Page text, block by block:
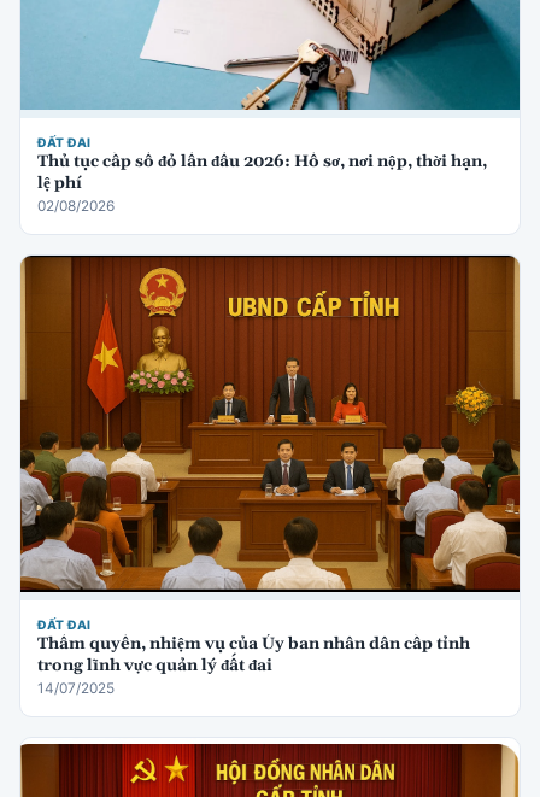
ĐẤT ĐAI
Thủ tục cấp sổ đỏ lần đầu 2026: Hồ sơ, nơi nộp, thời hạn,
lệ phí
02/08/2026
ĐẤT ĐAI
Thẩm quyền, nhiệm vụ của Ủy ban nhân dân cấp tỉnh
trong lĩnh vực quản lý đất đai
14/07/2025